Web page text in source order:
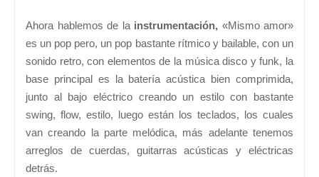
Ahora hablemos de la instrumentación, «Mismo amor»
es un pop pero, un pop bastante rítmico y bailable, con un
sonido retro, con elementos de la música disco y funk, la
base principal es la batería acústica bien comprimida,
junto al bajo eléctrico creando un estilo con bastante
swing, flow, estilo, luego están los teclados, los cuales
van creando la parte melódica, más adelante tenemos
arreglos de cuerdas, guitarras acústicas y eléctricas
detrás.